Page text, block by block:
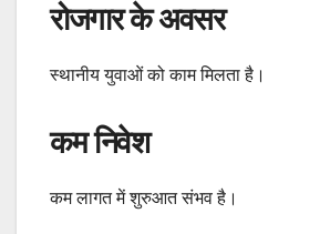
रोजगार के अवसर
स्थानीय युवाओं को काम मिलता है।
कम निवेश
कम लागत में शुरुआत संभव है।